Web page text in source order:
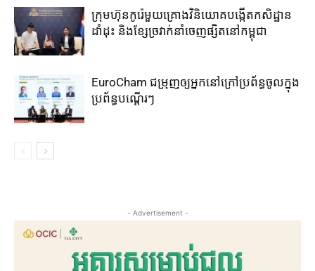
ក្រុមហ៊ុន​កូរ៉េ​មួយគ្រោង​វិនិយោគ​បង្កើត​កសិដ្ឋាន​
ដាំដុះ​ និង​ខ្សែ​ច្រវាក់​នាំ​ចេញ​ផ្សិត​នៅ​កម្ពុជា​
EuroCham ជម្រុញឲ្យអ្នកនៅក្រៅប្រព័ន្ធចូលក្នុង
ប្រព័ន្ធបណ្តើរៗ
- Advertisement -